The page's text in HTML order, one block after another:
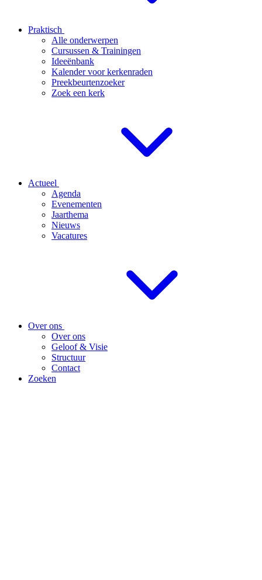
Praktisch
Alle onderwerpen
Cursussen & Trainingen
Ideeënbank
Kalender voor kerkenraden
Preekbeurtenzoeker
Zoek een kerk
Actueel
Agenda
Evenementen
Jaarthema
Nieuws
Vacatures
Over ons
Over ons
Geloof & Visie
Structuur
Contact
Zoeken